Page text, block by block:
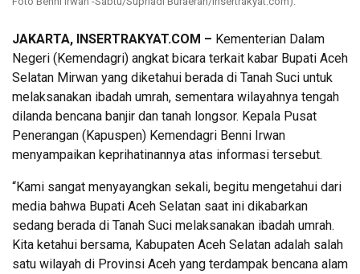
JAKARTA, INSERTRAKYAT.COM – Kementerian Dalam
Negeri (Kemendagri) angkat bicara terkait kabar Bupati Aceh
Selatan Mirwan yang diketahui berada di Tanah Suci untuk
melaksanakan ibadah umrah, sementara wilayahnya tengah
dilanda bencana banjir dan tanah longsor. Kepala Pusat
Penerangan (Kapuspen) Kemendagri Benni Irwan
menyampaikan keprihatinannya atas informasi tersebut.
“Kami sangat menyayangkan sekali, begitu mengetahui dari
media bahwa Bupati Aceh Selatan saat ini dikabarkan
sedang berada di Tanah Suci melaksanakan ibadah umrah.
Kita ketahui bersama, Kabupaten Aceh Selatan adalah salah
satu wilayah di Provinsi Aceh yang terdampak bencana alam